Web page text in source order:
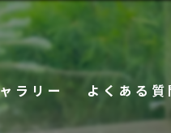
ラリー よくある質